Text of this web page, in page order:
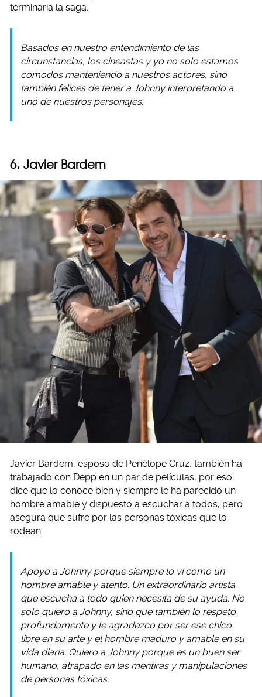
terminaría la saga.
Basados en nuestro entendimiento de las
circunstancias, los cineastas y yo no solo estamos
cómodos manteniendo a nuestros actores, sino
también felices de tener a Johnny interpretando a
uno de nuestros personajes.
6. Javier Bardem
Javier Bardem, esposo de Penélope Cruz, también ha
trabajado con Depp en un par de películas, por eso
dice que lo conoce bien y siempre le ha parecido un
hombre amable y dispuesto a escuchar a todos, pero
asegura que sufre por las personas tóxicas que lo
rodean:
Apoyo a Johnny porque siempre lo vi como un
hombre amable y atento. Un extraordinario artista
que escucha a todo quien necesita de su ayuda. No
solo quiero a Johnny, sino que también lo respeto
profundamente y le agradezco por ser ese chico
libre en su arte y el hombre maduro y amable en su
vida diaria. Quiero a Johnny porque es un buen ser
humano, atrapado en las mentiras y manipulaciones
de personas tóxicas.